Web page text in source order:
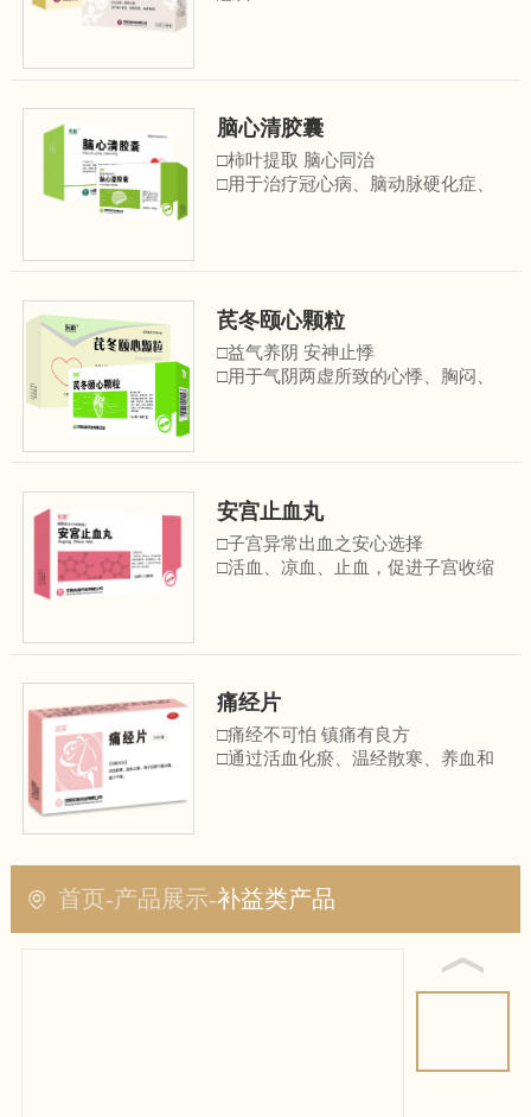
死、关节及软组织损伤等疾病......
脑心清胶囊
□柿叶提取 脑心同治
□用于治疗冠心病、脑动脉硬化症、
芪冬颐心颗粒
□益气养阴 安神止悸
□用于气阴两虚所致的心悸、胸闷、
安宫止血丸
□子宫异常出血之安心选择
□活血、凉血、止血，促进子宫收缩
痛经片
□痛经不可怕 镇痛有良方
□通过活血化瘀、温经散寒、养血和
首页-产品展示-补益类产品